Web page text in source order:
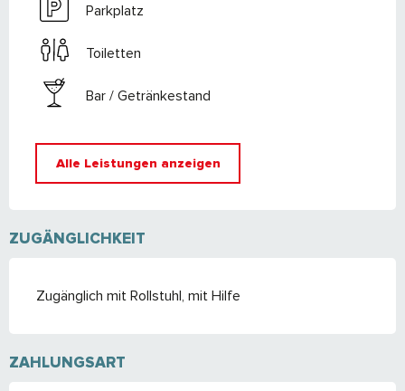
Parkplatz
Toiletten
Bar / Getränkestand
Alle Leistungen anzeigen
ZUGÄNGLICHKEIT
Zugänglich mit Rollstuhl, mit Hilfe
ZAHLUNGSART